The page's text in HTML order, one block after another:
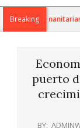
Navigation
MenuBreaking
as humanitarian
puerto
BY: